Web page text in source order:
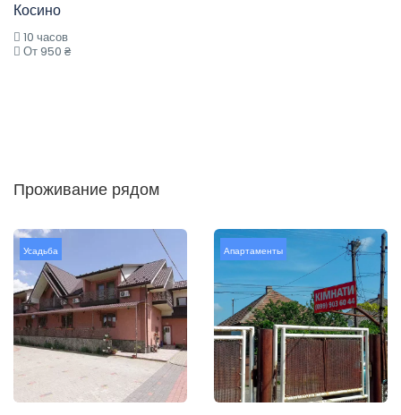
Косино
10 часов
От 950 ₴
Проживание рядом
Усадьба Апартаменты